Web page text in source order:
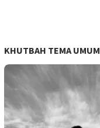
KHUTBAH TEMA UMUM